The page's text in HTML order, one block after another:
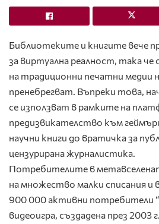
Библиотеките и книгите вече
за виртуална реалност, така
на традиционни печатни медии
пренебрегват. Въпреки това,
се използват в рамките на
предизвикателство към
научни книги до вратичка за
цензурирана журналистика.
Потребителите в
на множество малки списания и
900 000 активни потребители
видеоигра, създадена през 2003